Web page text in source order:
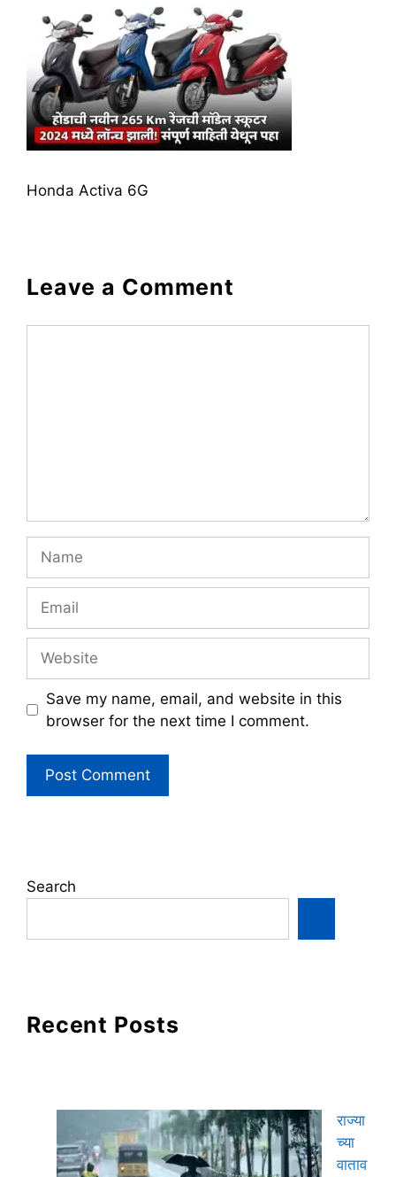
Honda Activa 6G
Leave a Comment
Save my name, email, and website in this
browser for the next time I comment.
Search
Recent Posts
राज्या
च्या
वाताव